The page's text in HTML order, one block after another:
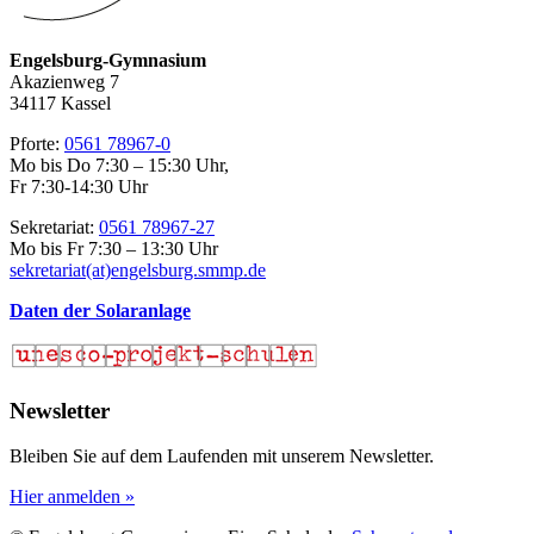
Engelsburg-Gymnasium
Akazienweg 7
34117 Kassel
Pforte: 0561 78967-0
Mo bis Do 7:30 – 15:30 Uhr,
Fr 7:30-14:30 Uhr
Sekretariat: 0561 78967-27
Mo bis Fr 7:30 – 13:30 Uhr
sekretariat(at)engelsburg.smmp.de
Daten der Solaranlage
Newsletter
Bleiben Sie auf dem Laufenden mit unserem Newsletter.
Hier anmelden »